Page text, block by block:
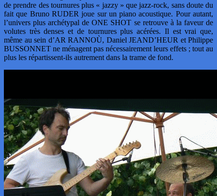
de prendre des tournures plus « jazzy » que jazz-rock, sans doute du
fait que Bruno RUDER joue sur un piano acoustique. Pour autant,
l’univers plus archétypal de ONE SHOT se retrouve à la faveur de
volutes très denses et de tournures plus acérées. Il est vrai que,
même au sein d’AR RANNOÙ, Daniel JEAND’HEUR et Philippe
BUSSONNET ne ménagent pas nécessairement leurs effets ; tout au
plus les répartissent-ils autrement dans la trame de fond.